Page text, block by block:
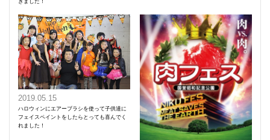
2019.05.15
ハロウィンにエアーブラシを使って子供達に
フェイスペイントをしたらとっても喜んでく
れました！